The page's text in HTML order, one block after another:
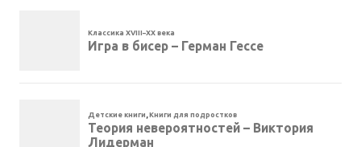
Классика XVIII–XX века
Игра в бисер – Герман Гессе
Детские книги ,Книги для подростков
Теория невероятностей – Виктория
Лидерман